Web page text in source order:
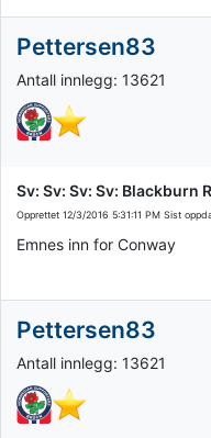
Pettersen83
Antall innlegg: 13621
Sv: Sv: Sv: Sv: Blackburn
Opprettet 12/3/2016 5:31:11 PM Sist
Emnes inn for Conway
Pettersen83
Antall innlegg: 13621